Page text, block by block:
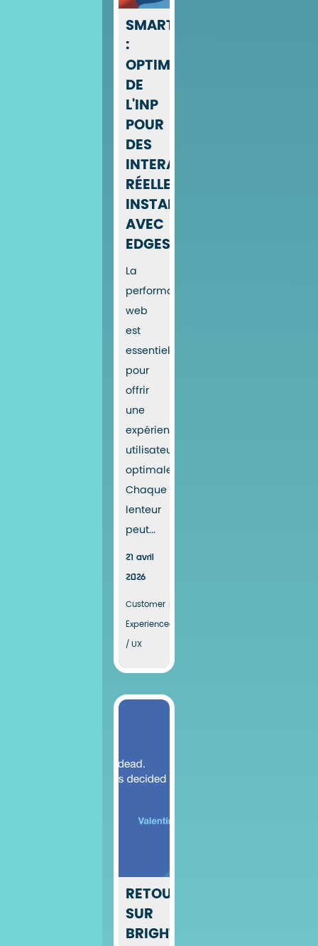
SMARTINP
:
OPTIMISATION
DE
L'INP
POUR
DES
INTERACTIONS
RÉELLEMENT
INSTANTANÉES
AVEC
EDGESPEED
La
performance
web
est
essentielle
pour
offrir
une
expérience
utilisateur
optimale.
Chaque
lenteur
peut...
21 avril
2026
Customer
Experience
/ UX
actualités
RETOUR
SUR
BRIGHTONSEO